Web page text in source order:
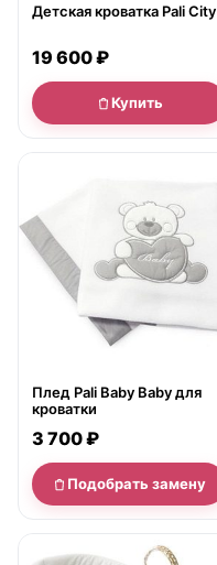
Детская кроватка Pali City
19 600 ₽
Купить
Плед Pali Baby Baby для
кроватки
3 700 ₽
Подобрать замену
нет в продаже